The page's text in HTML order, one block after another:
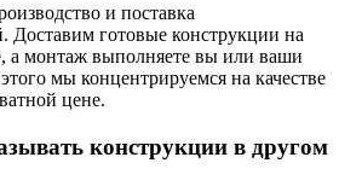
и поставка
Доставим готовые конструкции на
а монтаж выполняете вы или ваши
мы концентрируемся на качестве
цене.
конструкции в другом